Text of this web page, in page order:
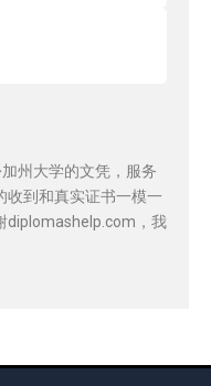
州大学的文凭，服务
收到和真实证书一模一
diplomashelp.com，我